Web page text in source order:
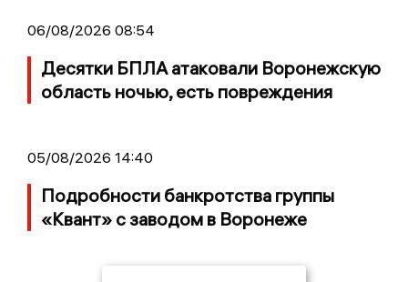
06/08/2026 08:54
Десятки БПЛА атаковали Воронежскую
область ночью, есть повреждения
05/08/2026 14:40
Подробности банкротства группы
«Квант» с заводом в Воронеже